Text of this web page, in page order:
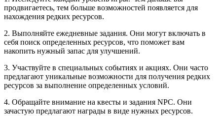
продвигаетесь, тем больше возможностей появляется для
нахождения редких ресурсов.
2. Выполняйте ежедневные задания. Они могут включать в
себя поиск определенных ресурсов, что поможет вам
накопить нужный запас для улучшений.
3. Участвуйте в специальных событиях и акциях. Они часто
предлагают уникальные возможности для получения редких
ресурсов за выполнение определенных условий.
4. Обращайте внимание на квесты и задания NPC. Они
зачастую предлагают награды в виде нужных ресурсов.